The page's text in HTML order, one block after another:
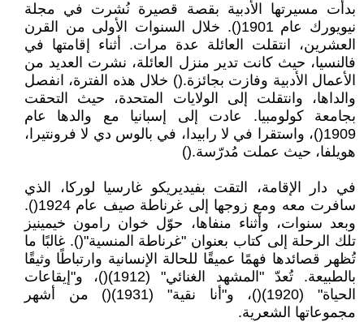
بدأت مسيرتها الأدبية بقصة قصيرة نُشرت في مجلة
نيويورك عام 1901(). خلال السنوات الأولى من القرن
العشرين، انتقلت العائلة عدة مرات. أثناء إقامتها في
فالنسيا، حيث كانت تدير منزل العائلة، نشرت العديد من
الأعمال الأدبية وفازت بجائزة.() خلال هذه الفترة، انفصل
والداها، وانتقلت إلى الولايات المتحدة، حيث التحقت
بجامعة كولومبيا. عادت إلى إسبانيا مع والدها عام
1909()، واستقرا في لا رابيدا، في بالوس دي لا فرونتيرا،
هويلفا، حيث عملت مُدرّسة.()
في دار الإقامة، التقت بفيديريكو غارسيا لوركا، الذي
سافرت معه ومع زوجها إلى غرناطة صيف عام 1924().
وبعد سنوات، وأثناء منفاها، حوّل خوان رامون خيمينيز
تلك الرحلة إلى كتاب بعنوان "غرناطة المنسية"(). غالبًا ما
تُظهر قصائدها فهمًا عميقًا للحالة الإنسانية وارتباطًا وثيقًا
بالطبيعة. تُعدّ "المشهد الغنائي" (1912)()، و"إيقاعات
الحياة" (1920)()، و"أنا نقية" (1931)() من أشهر
مجموعاتها الشعرية.